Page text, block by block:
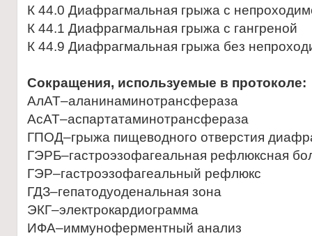
К 44.0 Диафрагмальная грыжа с
К 44.1 Диафрагмальная грыжа с гангреной
К 44.9 Диафрагмальная грыжа без
Сокращения, используемые в протоколе:
АлАТ–аланинаминотрансфераза
АсАТ–аспартатаминотрансфераза
ГПОД–грыжа пищеводного отверстия
ГЭРБ–гастроэзофагеальная рефлюксная
ГЭР–гастроэзофагеальный рефлюкс
ГДЗ–гепатодуоденальная зона
ЭКГ–электрокардиограмма
ИФА–иммуноферментный анализ